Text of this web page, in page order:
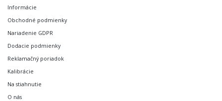
Informácie
Obchodné podmienky
Nariadenie GDPR
Dodacie podmienky
Reklamačný poriadok
Kalibrácie
Na stiahnutie
O nás